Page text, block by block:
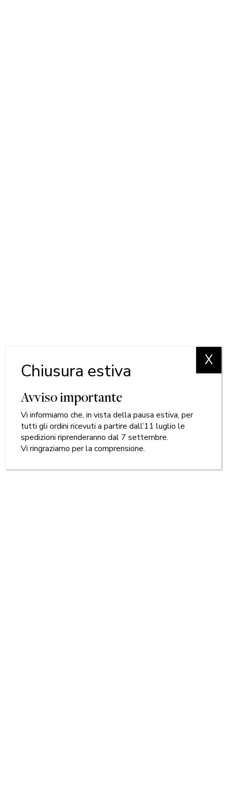
Chiusura estiva
Avviso importante
Vi informiamo che, in vista della pausa estiva, per
tutti gli ordini ricevuti a partire dall’11 luglio le
spedizioni riprenderanno dal 7 settembre.
Vi ringraziamo per la comprensione.
X